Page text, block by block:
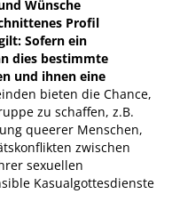
Wünsche
Profil
Sofern ein
dies bestimmte
und ihnen eine
bieten die Chance,
zu schaffen, z.B.
queerer Menschen,
zwischen
sexuellen
Kasualgottesdienste